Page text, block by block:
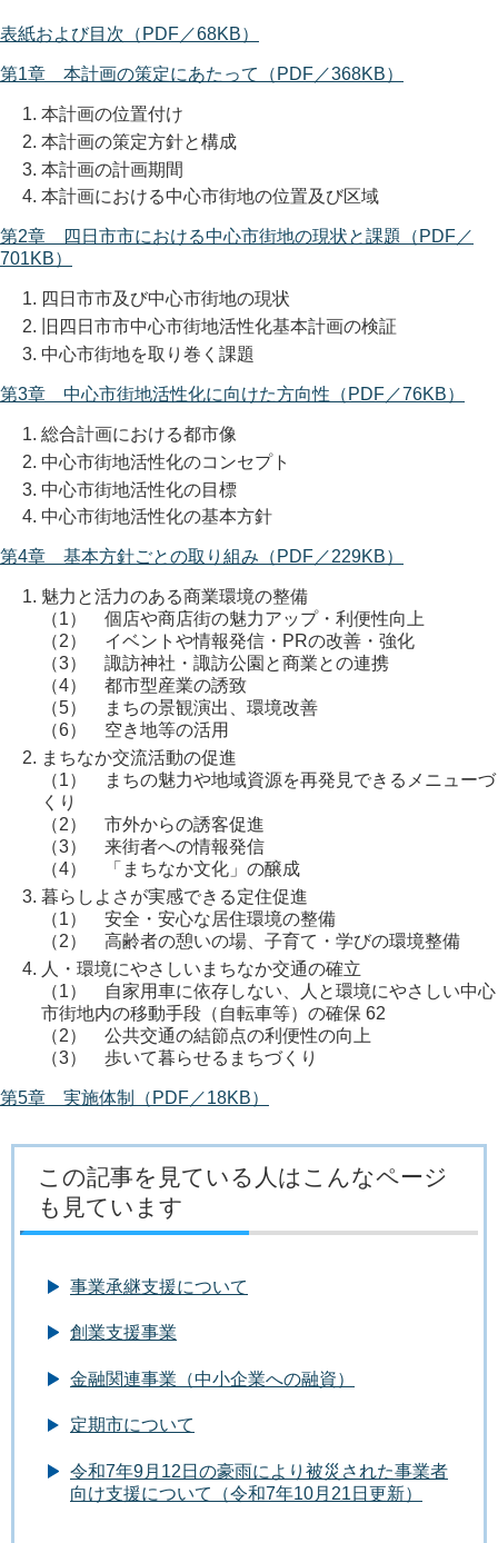
表紙および目次（PDF／68KB）
第1章 本計画の策定にあたって（PDF／368KB）
本計画の位置付け
本計画の策定方針と構成
本計画の計画期間
本計画における中心市街地の位置及び区域
第2章 四日市市における中心市街地の現状と課題（PDF／
701KB）
四日市市及び中心市街地の現状
旧四日市市中心市街地活性化基本計画の検証
中心市街地を取り巻く課題
第3章 中心市街地活性化に向けた方向性（PDF／76KB）
総合計画における都市像
中心市街地活性化のコンセプト
中心市街地活性化の目標
中心市街地活性化の基本方針
第4章 基本方針ごとの取り組み（PDF／229KB）
魅力と活力のある商業環境の整備
（1） 個店や商店街の魅力アップ・利便性向上
（2） イベントや情報発信・PRの改善・強化
（3） 諏訪神社・諏訪公園と商業との連携
（4） 都市型産業の誘致
（5） まちの景観演出、環境改善
（6） 空き地等の活用
まちなか交流活動の促進
（1） まちの魅力や地域資源を再発見できるメニューづ
くり
（2） 市外からの誘客促進
（3） 来街者への情報発信
（4） 「まちなか文化」の醸成
暮らしよさが実感できる定住促進
（1） 安全・安心な居住環境の整備
（2） 高齢者の憩いの場、子育て・学びの環境整備
人・環境にやさしいまちなか交通の確立
（1） 自家用車に依存しない、人と環境にやさしい中心
市街地内の移動手段（自転車等）の確保 62
（2） 公共交通の結節点の利便性の向上
（3） 歩いて暮らせるまちづくり
第5章 実施体制（PDF／18KB）
この記事を見ている人はこんなページ
も見ています
事業承継支援について
創業支援事業
金融関連事業（中小企業への融資）
定期市について
令和7年9月12日の豪雨により被災された事業者
向け支援について（令和7年10月21日更新）